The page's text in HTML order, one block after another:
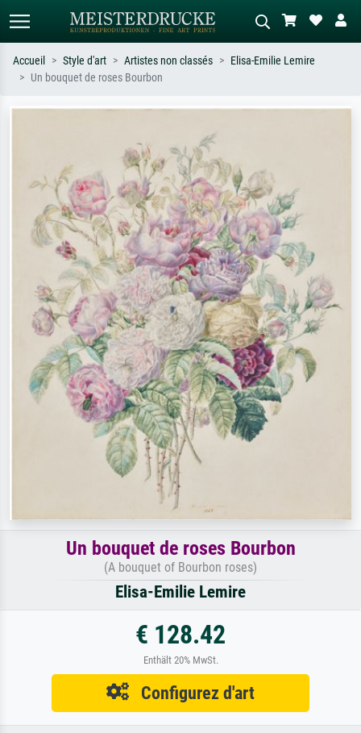
impressionnisme, vague de Hokusai,
abstrait avec beaucoup de rouge,
tableau sombre, nu debout près d'un
Accueil Style d'art Artistes non classés
Elisa-Emilie Lemire
Un bouquet de roses Bourbon
Un bouquet de roses Bourbon
(A bouquet of Bourbon roses)
Elisa-Emilie Lemire
€ 128.42
Enthält 20% MwSt.
Configurez d'art